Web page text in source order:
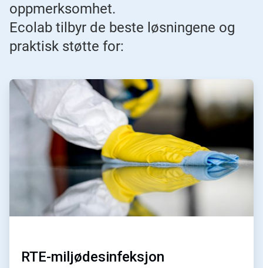
oppmerksomhet.
Ecolab tilbyr de beste løsningene og
praktisk støtte for:
ArticleTile
RTE-miljødesinfeksjon